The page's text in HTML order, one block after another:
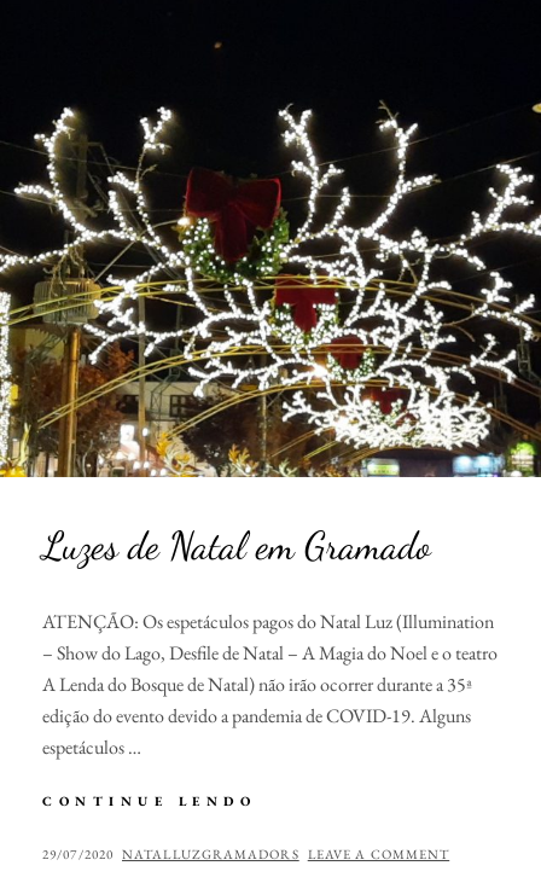
Luzes de Natal em Gramado
ATENÇÃO: Os espetáculos pagos do Natal Luz (Illumination
– Show do Lago, Desfile de Natal – A Magia do Noel e o teatro
A Lenda do Bosque de Natal) não irão ocorrer durante a 35ª
edição do evento devido a pandemia de COVID-19. Alguns
espetáculos …
CONTINUE LENDO
NATAL
POSTED
29/07/2020 BY
NATALLUZGRAMADORS LEAVE A COMMENT